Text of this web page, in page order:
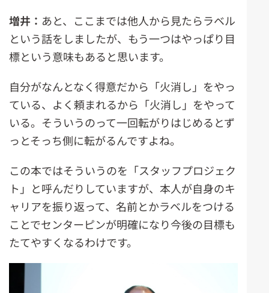
増井： あと、ここまでは他人から見たらラベル
という話をしましたが、もう一つはやっぱり目
標という意味もあると思います。
自分がなんとなく得意だから「火消し」をやっ
ている、よく頼まれるから「火消し」をやって
いる。そういうのって一回転がりはじめるとず
っとそっち側に転がるんですよね。
この本ではそういうのを「スタッフプロジェク
ト」と呼んだりしていますが、本人が自身のキ
ャリアを振り返って、名前とかラベルをつける
ことでセンターピンが明確になり今後の目標も
たてやすくなるわけです。